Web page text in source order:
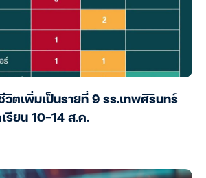
วิตเพิ่มเป็นรายที่ 9 รร.เทพศิรินทร์
รียน 10-14 ส.ค.